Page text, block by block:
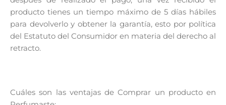
producto tienes un tiempo máximo de 5 días hábiles
para devolverlo y obtener la garantía, esto por política
del Estatuto del Consumidor en materia del derecho al
retracto.
Cuáles son las ventajas de Comprar un producto en